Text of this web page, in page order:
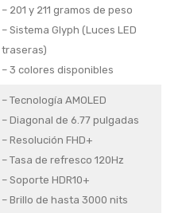
– 201 y 211 gramos de peso
– Sistema Glyph (Luces LED
traseras)
– 3 colores disponibles
– Tecnología AMOLED
– Diagonal de 6.77 pulgadas
– Resolución FHD+
– Tasa de refresco 120Hz
– Soporte HDR10+
– Brillo de hasta 3000 nits